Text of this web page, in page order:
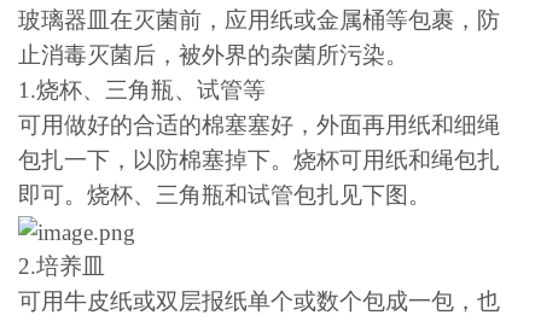
玻璃器皿在灭菌前，应用纸或金属桶等包裹，防
止消毒灭菌后，被外界的杂菌所污染。
1.烧杯、三角瓶、试管等
可用做好的合适的棉塞塞好，外面再用纸和细绳
包扎一下，以防棉塞掉下。烧杯可用纸和绳包扎
即可。烧杯、三角瓶和试管包扎见下图。
2.培养皿
可用牛皮纸或双层报纸单个或数个包成一包，也